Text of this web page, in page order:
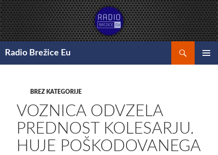
Preskoči
na
vsebino
Radio Brežice Eu
BREZ KATEGORIJE
VOZNICA ODVZELA
PREDNOST KOLESARJU.
HUJE POŠKODOVANEGA